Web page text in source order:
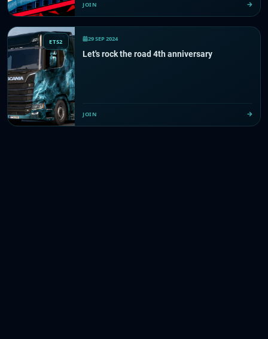
JOIN
ETS2 29 SEP 2024
Let's rock the road 4th anniversary
JOIN